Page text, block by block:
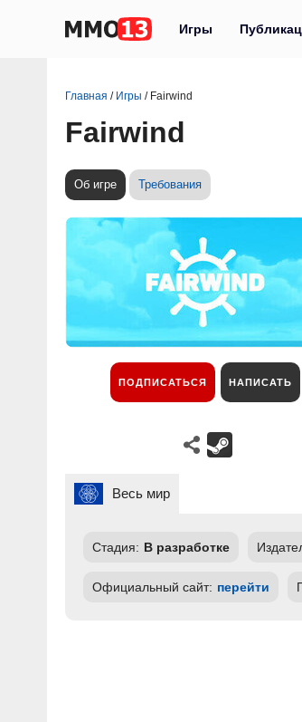
Игры
Главная / Игры / Fairwind
Fairwind
Об игре Требования
ПОДПИСАТЬСЯ НАПИСАТЬ
Весь мир
Стадия: В разработке
Официальный сайт: перейти